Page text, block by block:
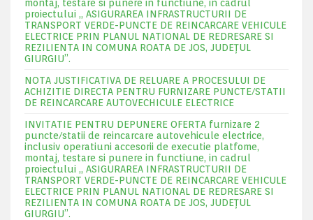
montaj, testare si punere in functiune, in cadrul
proiectului „ ASIGURAREA INFRASTRUCTURII DE
TRANSPORT VERDE-PUNCTE DE REINCARCARE VEHICULE
ELECTRICE PRIN PLANUL NATIONAL DE REDRESARE SI
REZILIENTA IN COMUNA ROATA DE JOS, JUDEŢUL
GIURGIU”.
NOTA JUSTIFICATIVA DE RELUARE A PROCESULUI DE
ACHIZITIE DIRECTA PENTRU FURNIZARE PUNCTE/STATII
DE REINCARCARE AUTOVECHICULE ELECTRICE
INVITATIE PENTRU DEPUNERE OFERTA furnizare 2
puncte/statii de reincarcare autovehicule electrice,
inclusiv operatiuni accesorii de executie platfome,
montaj, testare si punere in functiune, in cadrul
proiectului „ ASIGURAREA INFRASTRUCTURII DE
TRANSPORT VERDE-PUNCTE DE REINCARCARE VEHICULE
ELECTRICE PRIN PLANUL NATIONAL DE REDRESARE SI
REZILIENTA IN COMUNA ROATA DE JOS, JUDEŢUL
GIURGIU”.